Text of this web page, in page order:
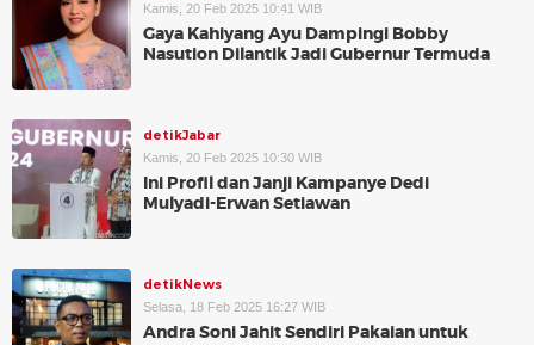
Kamis, 20 Feb 2025 10:41 WIB
Gaya Kahiyang Ayu Dampingi Bobby
Nasution Dilantik Jadi Gubernur Termuda
detikJabar
Kamis, 20 Feb 2025 10:30 WIB
Ini Profil dan Janji Kampanye Dedi
Mulyadi-Erwan Setiawan
detikNews
Selasa, 18 Feb 2025 16:27 WIB
Andra Soni Jahit Sendiri Pakaian untuk